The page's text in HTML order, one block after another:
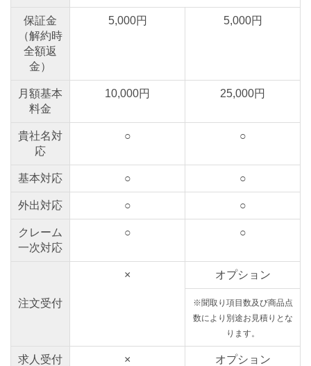
保証金
（解約時
全額返
金）
5,000円 5,000円
月額基本
料金
10,000円 25,000円
貴社名対
応
○ ○
基本対応 ○ ○
外出対応 ○ ○
クレーム
一次対応
○ ○
注文受付
× オプション
※聞取り項目数及び商品点
数により別途お見積りとな
ります。
求人受付 × オプション